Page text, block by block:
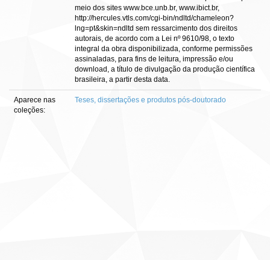
meio dos sites www.bce.unb.br, www.ibict.br,
http://hercules.vtls.com/cgi-bin/ndltd/chameleon?
lng=pt&skin=ndltd sem ressarcimento dos direitos
autorais, de acordo com a Lei nº 9610/98, o texto
integral da obra disponibilizada, conforme permissões
assinaladas, para fins de leitura, impressão e/ou
download, a título de divulgação da produção científica
brasileira, a partir desta data.
Aparece nas
coleções:
Teses, dissertações e produtos pós-doutorado